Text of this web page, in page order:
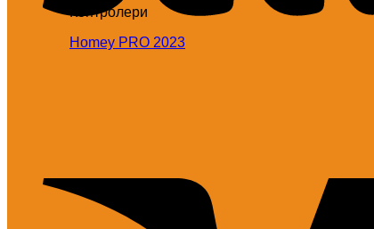
Контролери
Homey PRO 2023